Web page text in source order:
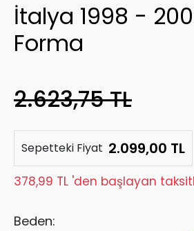
İtalya 1998 -
Forma
2.623,75 TL
Sepetteki Fiyat 2.099,00 TL
378,99 TL 'den başlayan
Beden: